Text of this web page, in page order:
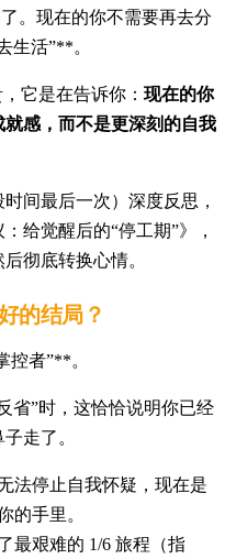
。现在的你不需要再去分
生活”**。
它是在告诉你： 现在的你
感，而不是更深刻的自我
间最后一次）深度反思，
给觉醒后的“停工期”》，
彻底转换心情。
的结局？
控者”**。
省”时，这恰恰说明你已经
走了。
法停止自我怀疑，现在是
的手里。
最艰难的 1/6 旅程（指